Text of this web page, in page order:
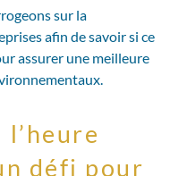
sur la
afin de savoir si ce
assurer une meilleure
défi pour